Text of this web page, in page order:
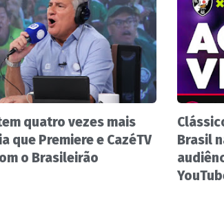
quatro vezes mais
que Premiere e CazéTV
o Brasileirão
Brasil